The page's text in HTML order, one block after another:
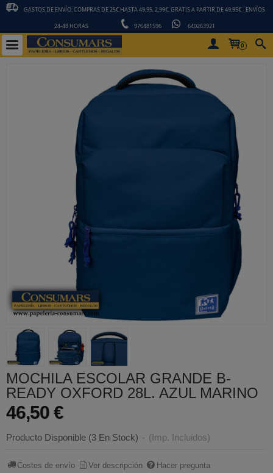
GASTOS DE ENVÍO: COMPRAS DE 25€ HASTA 49,95, 2,99€. GRATIS A PARTIR DE 49,95€ - ENVÍOS
24-48 HORAS 976481596 640263921
0
MOCHILA ESCOLAR GRANDE B-
READY OXFORD 28L. AZUL MARINO
46,50 €
Producto Disponible (3 En Stock) - (Imp. Incluidos)
Costes de envío Ver descripción Hacer pregunta